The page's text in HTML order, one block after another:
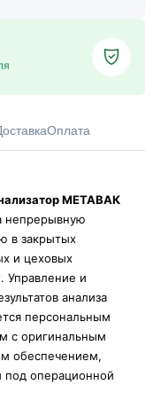
Оплата
МЕТАВАК
непрерывную
в закрытых
и цеховых
Управление и
анализа
персональным
с оригинальным
обеспечением,
операционной